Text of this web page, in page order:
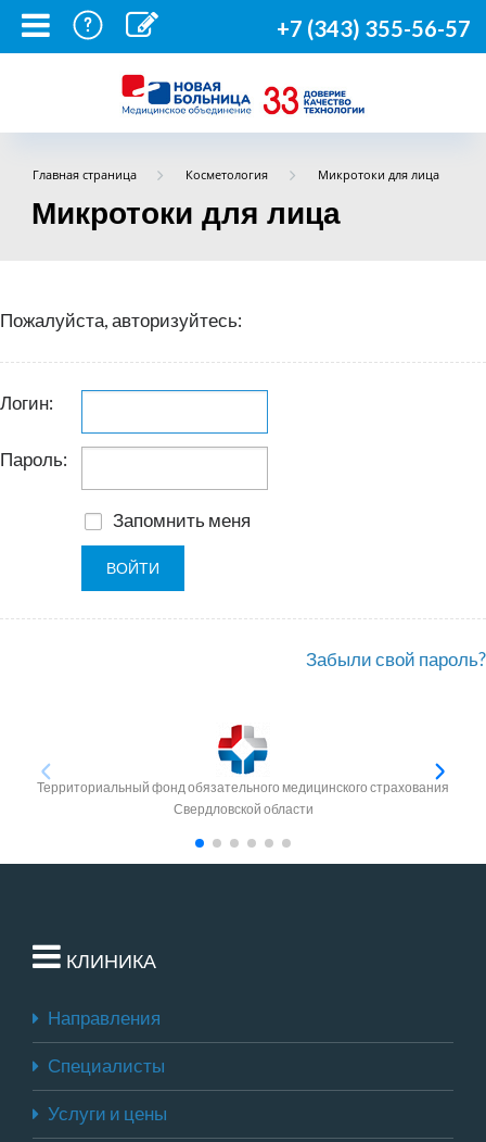
+7 (343) 355-56-57
Главная страница Косметология Микротоки для лица
Микротоки для лица
Пожалуйста, авторизуйтесь:
Логин:
Пароль:
Запомнить меня
Забыли свой пароль?
Территориальный фонд обязательного медицинского страхования
Свердловской области
КЛИНИКА
Направления
Специалисты
Услуги и цены